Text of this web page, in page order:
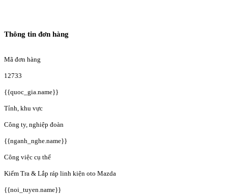
Thông tin đơn hàng
Mã đơn hàng
12733
{{quoc_gia.name}}
Tỉnh, khu vực
Công ty, nghiệp đoàn
{{nganh_nghe.name}}
Công việc cụ thể
Kiểm Tra & Lắp ráp linh kiện oto Mazda
{{noi_tuyen.name}}